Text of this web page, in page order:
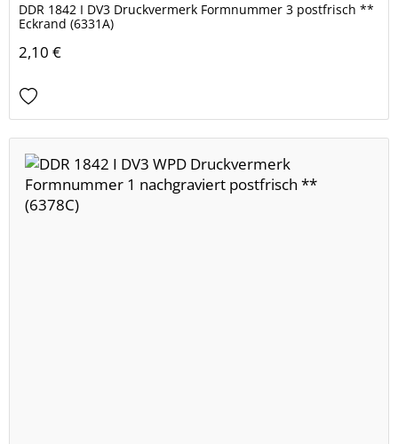
DDR 1842 I DV3 Druckvermerk Formnummer 3 postfrisch **
Eckrand (6331A)
2,10 €